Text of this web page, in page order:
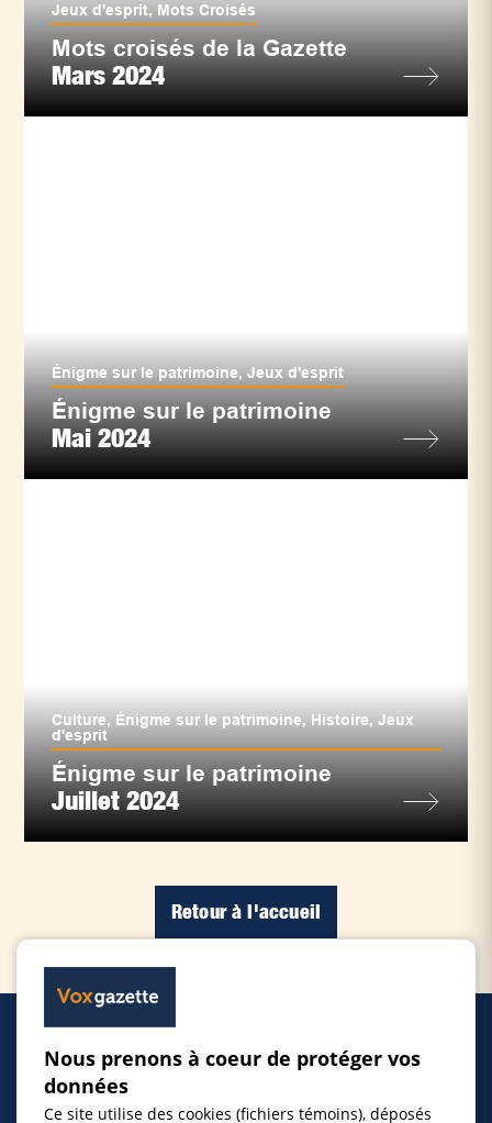
Jeux d'esprit, Mots Croisés
Mots croisés de la Gazette
Mars 2024
Énigme sur le patrimoine,Jeux d'esprit
Énigme sur le patrimoine
Mai 2024
Culture, Énigme sur le patrimoine, Histoire,Jeux
d'esprit
Énigme sur le patrimoine
Juillet 2024
Retour à l'accueil
Nous prenons à coeur de protéger vos
données
Ce site utilise des cookies (fichiers témoins), déposés